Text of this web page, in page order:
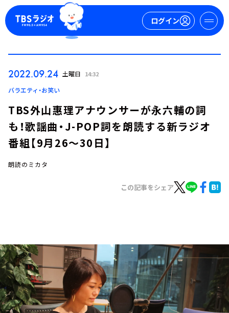
ログイン
ログイン
イベント・グッズ
YouTube
会社情報
2022.09.24 土曜日 14:32
バラエティ・お笑い
TBS外山惠理アナウンサーが永六輔の詞
も！歌謡曲・J-POP詞を朗読する新ラジオ
番組【9月26～30日】
朗読のミカタ
この記事をシェア